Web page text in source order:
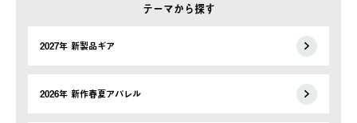
テーマから探す
2027年 新製品ギア
2026年 新作春夏アパレル